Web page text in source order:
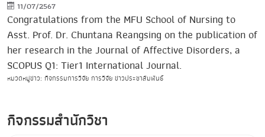
11/07/2567
Congratulations from the MFU School of Nursing to
Asst. Prof. Dr. Chuntana Reangsing on the publication of
her research in the Journal of Affective Disorders, a
SCOPUS Q1: Tier1 International Journal.
หมวดหมู่ข่าว: กิจกรรมการวิจัย การวิจัย ข่าวประชาสัมพันธ์
กิจกรรมสำนักวิชา